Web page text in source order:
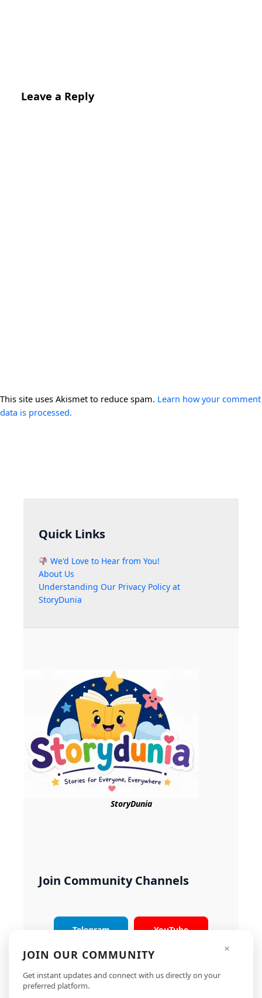
×
JOIN OUR COMMUNITY
Get instant updates and connect with us directly on your
preferred platform.
Leave a Reply
This site uses Akismet to reduce spam. Learn how your comment
data is processed.
Quick Links
We'd Love to Hear from You!
About Us
Understanding Our Privacy Policy at
StoryDunia
StoryDunia
Join Community Channels
Telegram YouTube